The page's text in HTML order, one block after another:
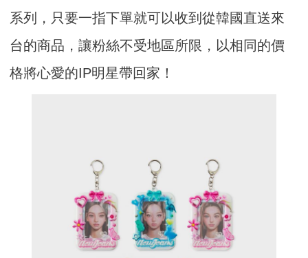
系列，只要一指下單就可以收到從韓國直送來
台的商品，讓粉絲不受地區所限，以相同的價
格將心愛的IP明星帶回家！